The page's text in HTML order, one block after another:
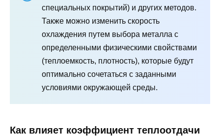
специальных покрытий) и других методов.
Также можно изменить скорость
охлаждения путем выбора металла с
определенными физическими свойствами
(теплоемкость, плотность), которые будут
оптимально сочетаться с заданными
условиями окружающей среды.
Как влияет коэффициент теплоотдачи